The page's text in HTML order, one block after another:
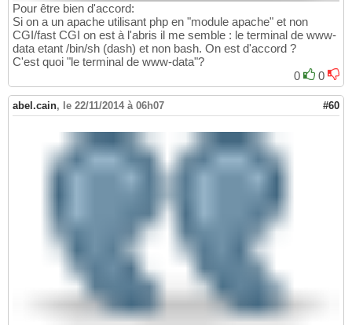
Pour être bien d'accord:
Si on a un apache utilisant php en "module apache" et non
CGI/fast CGI on est à l'abris il me semble : le terminal de www-
data etant /bin/sh (dash) et non bash. On est d'accord ?
C'est quoi "le terminal de www-data"?
0
0
abel.cain, le 22/11/2014 à 06h07 #60